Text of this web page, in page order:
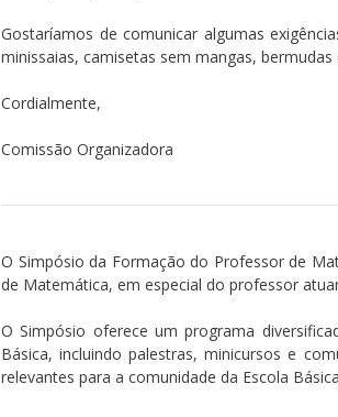
Gostaríamos de comunicar algumas
minissaias, camisetas sem mangas,
Cordialmente,
Comissão Organizadora
O Simpósio da Formação do Professor de
de Matemática, em especial do professor
O Simpósio oferece um programa
Básica, incluindo palestras, minicursos e
relevantes para a comunidade da Escola